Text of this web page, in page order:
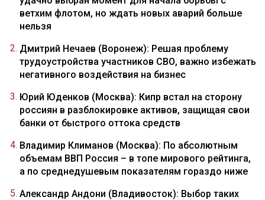
ветхим флотом, но ждать новых аварий больше
нельзя
Дмитрий Нечаев (Воронеж): Решая проблему
трудоустройства участников СВО, важно избежать
негативного воздействия на бизнес
Юрий Юденков (Москва): Кипр встал на сторону
россиян в разблокировке активов, защищая свои
банки от быстрого оттока средств
Владимир Климанов (Москва): По абсолютным
объемам ВВП Россия – в топе мирового рейтинга,
а по среднедушевым показателям гораздо ниже
Александр Андони (Владивосток): Выбор таких